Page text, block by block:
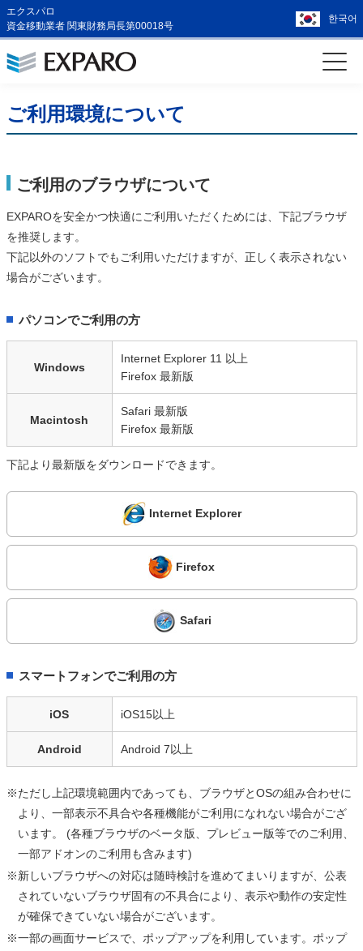
エクスパロ
資金移動業者 関東財務局長第00018号
한국어
ご利用環境について
ご利用のブラウザについて
EXPAROを安全かつ快適にご利用いただくためには、下記ブラウザ
を推奨します。
下記以外のソフトでもご利用いただけますが、正しく表示されない
場合がございます。
パソコンでご利用の方
Windows
Internet Explorer 11 以上
Firefox 最新版
Macintosh
Safari 最新版
Firefox 最新版
下記より最新版をダウンロードできます。
Internet Explorer
Firefox
Safari
スマートフォンでご利用の方
iOS iOS15以上
Android Android 7以上
※ただし上記環境範囲内であっても、ブラウザとOSの組み合わせに
より、一部表示不具合や各種機能がご利用になれない場合がござ
います。 (各種ブラウザのベータ版、プレビュー版等でのご利用、
一部アドオンのご利用も含みます)
※新しいブラウザへの対応は随時検討を進めてまいりますが、公表
されていないブラウザ固有の不具合により、表示や動作の安定性
が確保できていない場合がございます。
※一部の画面サービスで、ポップアップを利用しています。ポップ